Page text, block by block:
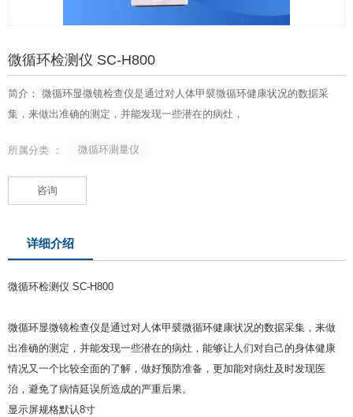
微循环检测仪 SC-H800
简介： 微循环显微镜检查仪是通过对人体甲襞微循环健康状况的数据采
集，来做出准确的测定，并能发现一些潜在的病灶，
所属分类 ： 微循环测量仪
咨询
详细介绍
微循环检测仪 SC-H800
微循环显微镜检查仪是通过对人体甲襞微循环健康状况的数据采集，来做
出准确的测定，并能发现一些潜在的病灶，能够让人们对自己的身体健康
情况又一个比较全面的了解，做好预防准备，更加能对病灶及时发现医
治，避免了病情延误所造成的严重后果。
显示屏规格默认8寸